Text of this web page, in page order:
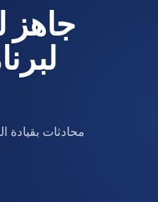
محادثات بقيادة